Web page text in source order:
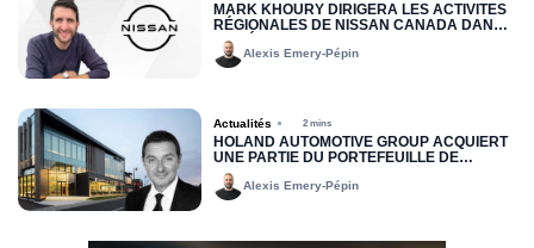
MARK KHOURY DIRIGERA LES ACTIVITÉS
RÉGIONALES DE NISSAN CANADA DANS
LA RÉGION DE L’EST
Alexis Emery-Pépin
Actualités 2 mins
HOLAND AUTOMOTIVE GROUP ACQUIERT
UNE PARTIE DU PORTEFEUILLE DE
LOCATION JOHN SCOTTI
Alexis Emery-Pépin